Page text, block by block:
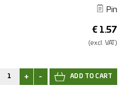
Pin
€ 1.57
(excl. VAT.)
+ -